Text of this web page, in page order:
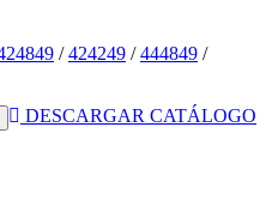
/424249 /444849 /
DESCARGAR CATÁLOGO